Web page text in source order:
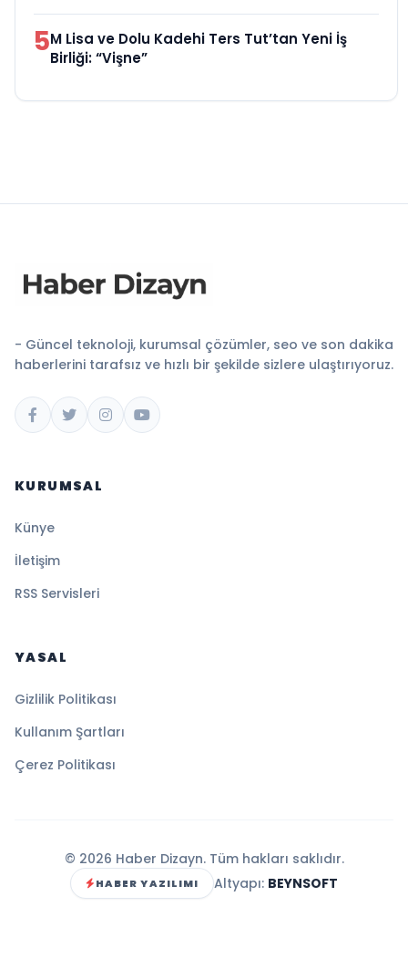
5M Lisa ve Dolu Kadehi Ters Tut’tan Yeni İş
Birliği: “Vişne”
- Güncel teknoloji, kurumsal çözümler, seo ve son dakika
haberlerini tarafsız ve hızlı bir şekilde sizlere ulaştırıyoruz.
KURUMSAL
Künye
İletişim
RSS Servisleri
YASAL
Gizlilik Politikası
Kullanım Şartları
Çerez Politikası
© 2026 Haber Dizayn. Tüm hakları saklıdır.
HABER YAZILIMI Altyapı: BEYNSOFT